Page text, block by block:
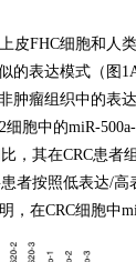
皮FHC细胞和人
的表达模式（图
肿瘤组织中的表
细胞中的miR-
，其在CRC患
者按照低表达/高
在CRC细胞中